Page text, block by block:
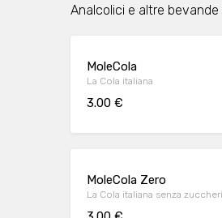
Analcolici e altre bevande
MoleCola
La Cola italiana
3.00 €
MoleCola Zero
La Cola italiana senza